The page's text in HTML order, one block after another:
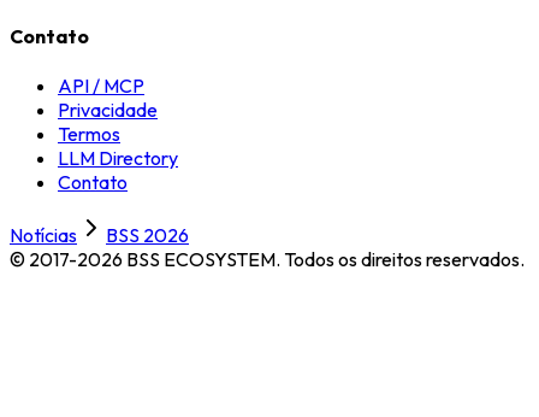
Contato
API / MCP
Privacidade
Termos
LLM Directory
Contato
Notícias
BSS 2026
© 2017-2026 BSS ECOSYSTEM. Todos os direitos reservados.